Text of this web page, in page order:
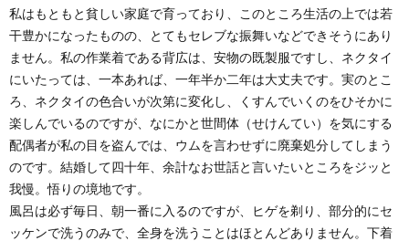
私はもともと貧しい家庭で育っており、このところ生活の上では若
干豊かになったものの、とてもセレブな振舞いなどできそうにあり
ません。私の作業着である背広は、安物の既製服ですし、ネクタイ
にいたっては、一本あれば、一年半か二年は大丈夫です。実のとこ
ろ、ネクタイの色合いが次第に変化し、くすんでいくのをひそかに
楽しんでいるのですが、なにかと世間体（せけんてい）を気にする
配偶者が私の目を盗んでは、ウムを言わせずに廃棄処分してしまう
のです。結婚して四十年、余計なお世話と言いたいところをジッと
我慢。悟りの境地です。
風呂は必ず毎日、朝一番に入るのですが、ヒゲを剃り、部分的にセ
ッケンで洗うのみで、全身を洗うことはほとんどありません。下着